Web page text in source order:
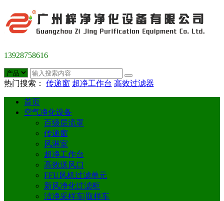
13928758616
热门搜索： 传递窗 超净工作台 高效过滤器
首页
空气净化设备
百级层流罩
传递窗
风淋室
超净工作台
高效送风口
FFU风机过滤单元
新风净化过滤柜
洁净采样车|取样车